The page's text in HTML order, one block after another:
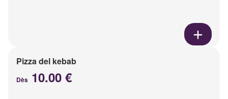
Pizza del kebab
Dès 10.00 €